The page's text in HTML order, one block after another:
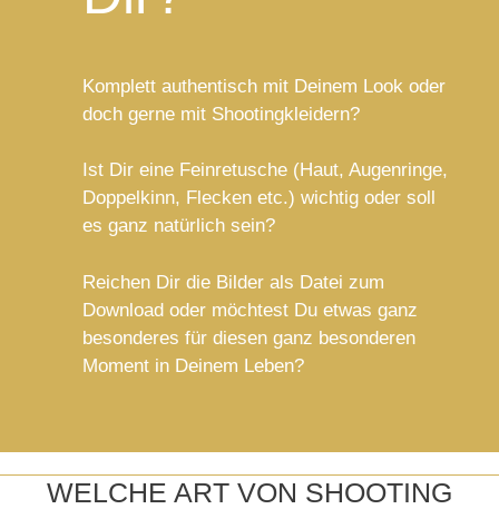
Komplett authentisch mit Deinem Look oder
doch gerne mit Shootingkleidern?
Ist Dir eine Feinretusche (Haut, Augenringe,
Doppelkinn, Flecken etc.) wichtig oder soll
es ganz natürlich sein?
Reichen Dir die Bilder als Datei zum
Download oder möchtest Du etwas ganz
besonderes für diesen ganz besonderen
Moment in Deinem Leben?
WELCHE ART VON SHOOTING